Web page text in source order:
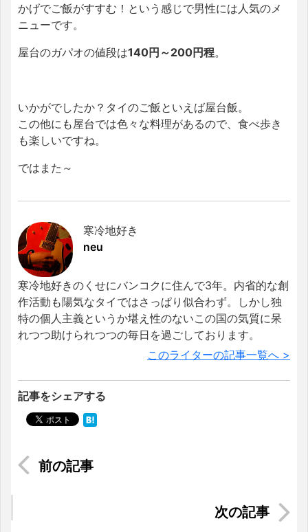
かげでご飯がすすむ！という感じで男性には人気のメ
ニューです。
屋台のガパオの値段は140円～200円程。
いかがでしたか？タイのご飯といえば屋台飯。
この他にも屋台では色々な料理があるので、食べ歩き
も楽しいですね。
ではまた～
寒冷地好き
neu
寒冷地好きのくせにバンコクに住んで3年。内省的な創
作活動も陽気なタイではさっぱり似合わず。しかし独
特の個人主義というか堪え性のないこの国の気質に呆
れつつ助けられつつの毎日を過ごしております。
このライターの記事一覧へ >
記事をシェアする
陸上も水上も自由自在！タイ・バンコクの10通り
肉塊パラダイス！ 美味しくお安いベトナム式焼